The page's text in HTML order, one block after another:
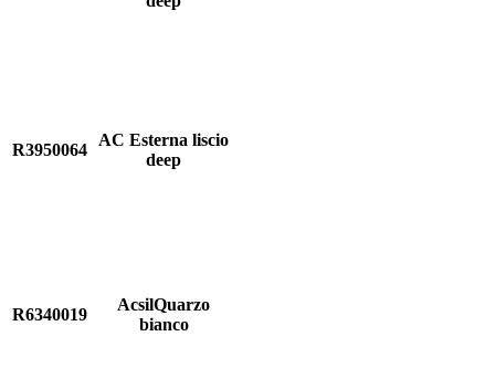
R3950064
AC Esterna liscio
deep
R6340019
AcsilQuarzo
bianco